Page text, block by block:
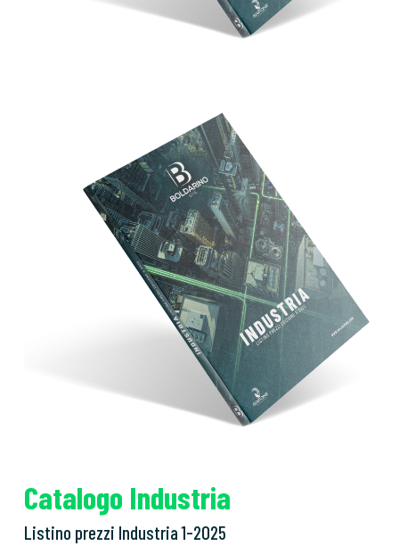
Catalogo Industria
Listino prezzi Industria 1-2025